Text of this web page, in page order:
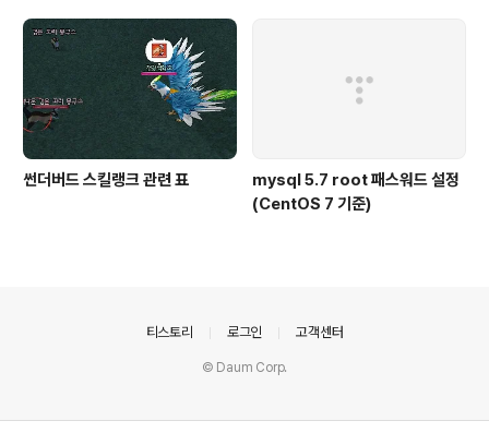
썬더버드 스킬랭크 관련 표
mysql 5.7 root 패스워드 설정
(CentOS 7 기준)
티스토리 로그인 고객센터
© Daum Corp.